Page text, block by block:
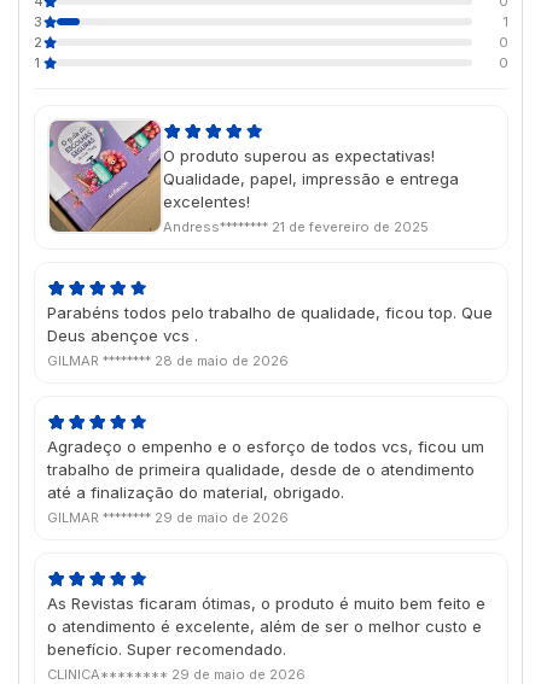
3
1
2
0
1
0
O produto superou as expectativas!
Qualidade, papel, impressão e entrega
excelentes!
Andress******** 21 de fevereiro de 2025
Parabéns todos pelo trabalho de qualidade, ficou top. Que
Deus abençoe vcs .
GILMAR ******** 28 de maio de 2026
Agradeço o empenho e o esforço de todos vcs, ficou um
trabalho de primeira qualidade, desde de o atendimento
até a finalização do material, obrigado.
GILMAR ******** 29 de maio de 2026
As Revistas ficaram ótimas, o produto é muito bem feito e
o atendimento é excelente, além de ser o melhor custo e
benefício. Super recomendado.
CLINICA******** 29 de maio de 2026